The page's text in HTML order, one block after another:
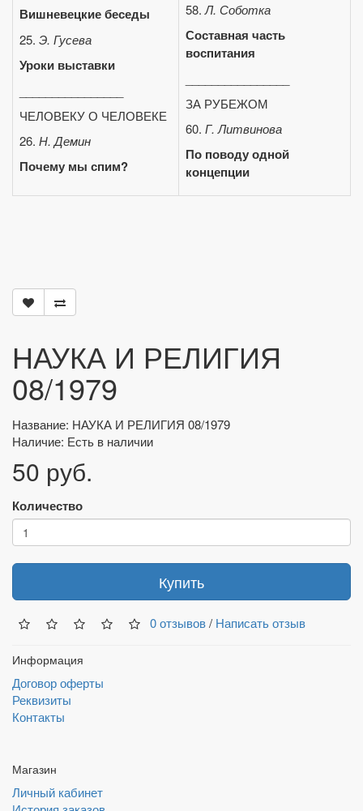
Вишневецкие беседы
25. Э. Гусева
Уроки выставки
ЧЕЛОВЕКУ О ЧЕЛОВЕКЕ
26. Н. Демин
Почему мы спим?
58. Л. Соботка
Составная часть
воспитания
ЗА РУБЕЖОМ
60. Г. Литвинова
По поводу одной
концепции
НАУКА И РЕЛИГИЯ
08/1979
Название: НАУКА И РЕЛИГИЯ 08/1979
Наличие: Есть в наличии
50 руб.
Количество
Купить
0 отзывов/ Написать отзыв
Информация
Договор оферты
Реквизиты
Контакты
Магазин
Личный кабинет